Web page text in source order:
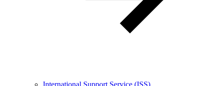
International Support Service (ISS)